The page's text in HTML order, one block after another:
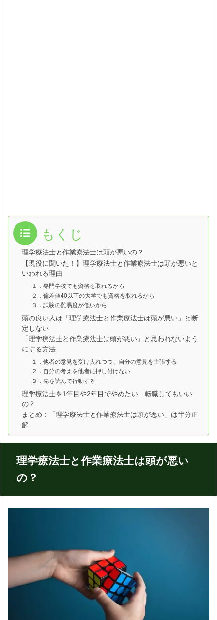
もくじ
理学療法士と作業療法士は頭が悪いの？
【現役に聞いた！】理学療法士と作業療法士は頭が悪いと
いわれる理由
１．専門学校でも資格を取れるから
２．偏差値40以下の大学でも資格を取れるから
３．試験の難易度が低いから
頭の良い人は「理学療法士と作業療法士は頭が悪い」と断
定しない
「理学療法士と作業療法士は頭が悪い」と思われないよう
にする方法
１．他者の意見を受け入れつつ、自分の意見を主張する
２．自分の考えを他者に押し付けない
３．先を読んで行動する
理学療法士を1年目や2年目でやめたい…転職してもいい
の？
まとめ：「理学療法士と作業療法士は頭が悪い」は半分正
解
理学療法士と作業療法士は頭が悪い
の？